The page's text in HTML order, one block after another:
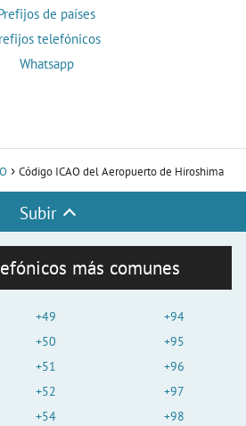
de países
telefónicos
Whatsapp
Código ICAO del Aeropuerto de Hiroshima
Subir
más comunes
+49
+50
+51
+52
+54
+94
+95
+96
+97
+98